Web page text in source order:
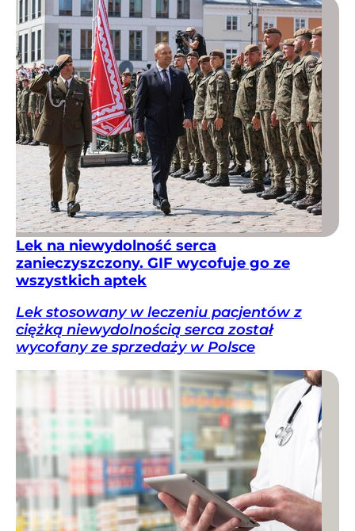
Lek na niewydolność serca
zanieczyszczony. GIF wycofuje go ze
wszystkich aptek
Lek stosowany w leczeniu pacjentów z
ciężką niewydolnością serca został
wycofany ze sprzedaży w Polsce